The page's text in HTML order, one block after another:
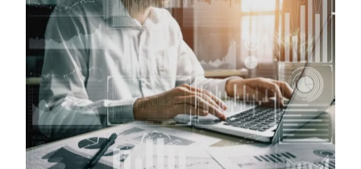
cursos
Especialidades y
estadías
Te puede
interesar:
International
students
Facultades
interesar:
2025
vinculación con la
sociedad
Extensión Cultural
Te puede interesar:Filantropía y Donaciones
intercambio
Servicios y apoyos
Te puede
interesar:
Explora el campus
Uandes
Noticias
estudiantiles